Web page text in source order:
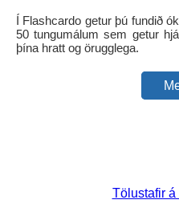
Í Flashcardo getur þú fundið
50 tungumálum sem getur
þína hratt og örugglega.
Tölustafir